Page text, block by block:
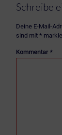
Schreibe
Deine E-Mail-
sind mit *
Kommentar *